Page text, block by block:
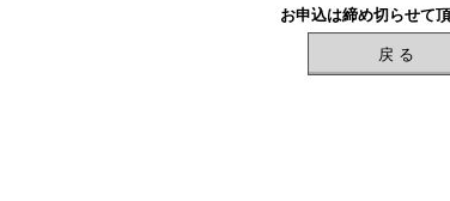
お申込は締め切らせて
戻 る